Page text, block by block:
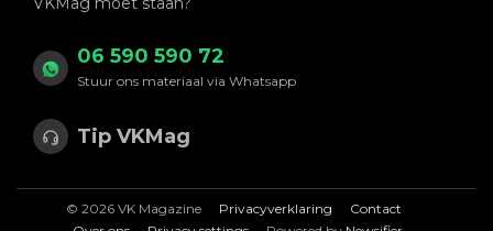
06 590 590 72
Stuur ons materiaal via Whatsapp
Tip VKMag
© 2026 VK Magazine Privacyverklaring
Contact